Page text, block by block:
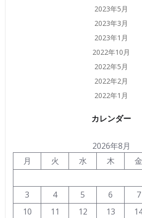
2023年5月
2023年3月
2023年1月
2022年10月
2022年5月
2022年2月
2022年1月
カレンダー
2026年8月
月
火 水 木 金
3
4 5 6 7
10
11 12 13